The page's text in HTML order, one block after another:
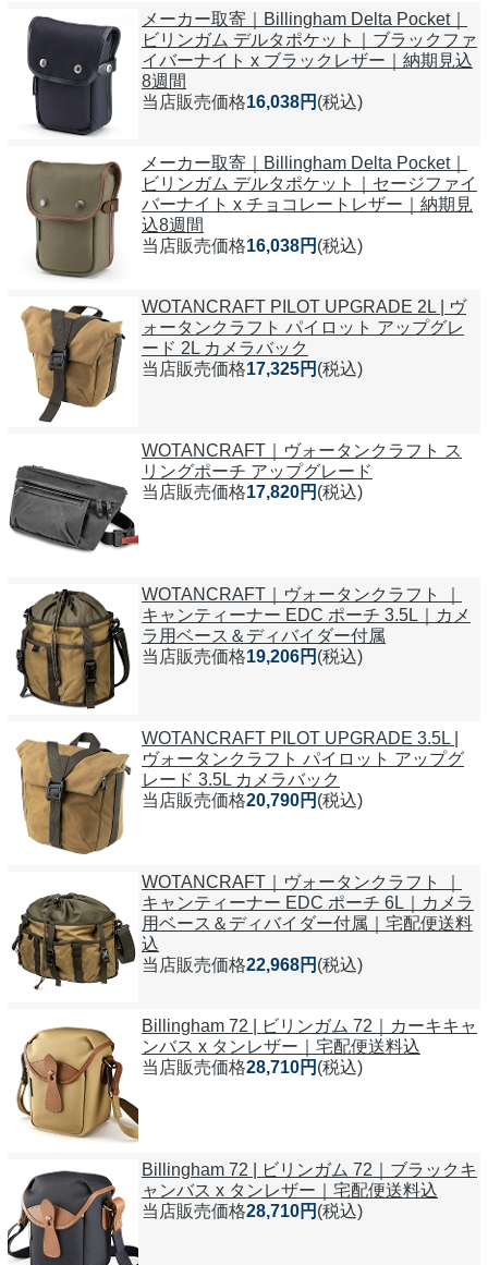
メーカー取寄｜Billingham Delta Pocket｜
ビリンガム デルタポケット｜ブラックファ
イバーナイト x ブラックレザー｜納期見込
8週間
当店販売価格16,038円 (税込)
メーカー取寄｜Billingham Delta Pocket｜
ビリンガム デルタポケット｜セージファイ
バーナイト x チョコレートレザー｜納期見
込8週間
当店販売価格16,038円 (税込)
WOTANCRAFT PILOT UPGRADE 2L | ヴ
ォータンクラフト パイロット アップグレ
ード 2L カメラバック
当店販売価格17,325円 (税込)
WOTANCRAFT｜ヴォータンクラフト ス
リングポーチ アップグレード
当店販売価格17,820円 (税込)
WOTANCRAFT｜ヴォータンクラフト ｜
キャンティーナー EDC ポーチ 3.5L｜カメ
ラ用ベース＆ディバイダー付属
当店販売価格19,206円 (税込)
WOTANCRAFT PILOT UPGRADE 3.5L |
ヴォータンクラフト パイロット アップグ
レード 3.5L カメラバック
当店販売価格20,790円 (税込)
WOTANCRAFT｜ヴォータンクラフト ｜
キャンティーナー EDC ポーチ 6L｜カメラ
用ベース＆ディバイダー付属｜宅配便送料
込
当店販売価格22,968円 (税込)
Billingham 72 | ビリンガム 72｜カーキキャ
ンバス x タンレザー｜宅配便送料込
当店販売価格28,710円 (税込)
Billingham 72 | ビリンガム 72｜ブラックキ
ャンバス x タンレザー｜宅配便送料込
当店販売価格28,710円 (税込)